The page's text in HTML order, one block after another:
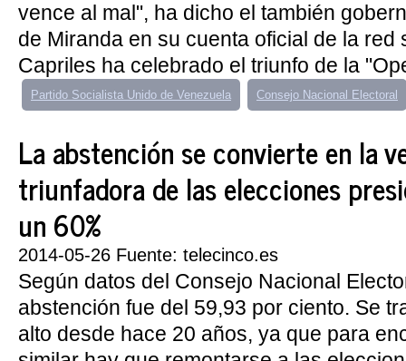
vence al mal", ha dicho el también
de Miranda en su cuenta oficial de la red
Capriles ha celebrado el triunfo de la
Partido Socialista Unido de Venezuela Consejo Nacional Electoral
La abstención se convierte en la
triunfadora de las elecciones
un 60%
2014-05-26 Fuente: telecinco.es
Según datos del Consejo Nacional
abstención fue del 59,93 por ciento. Se
alto desde hace 20 años, ya que para